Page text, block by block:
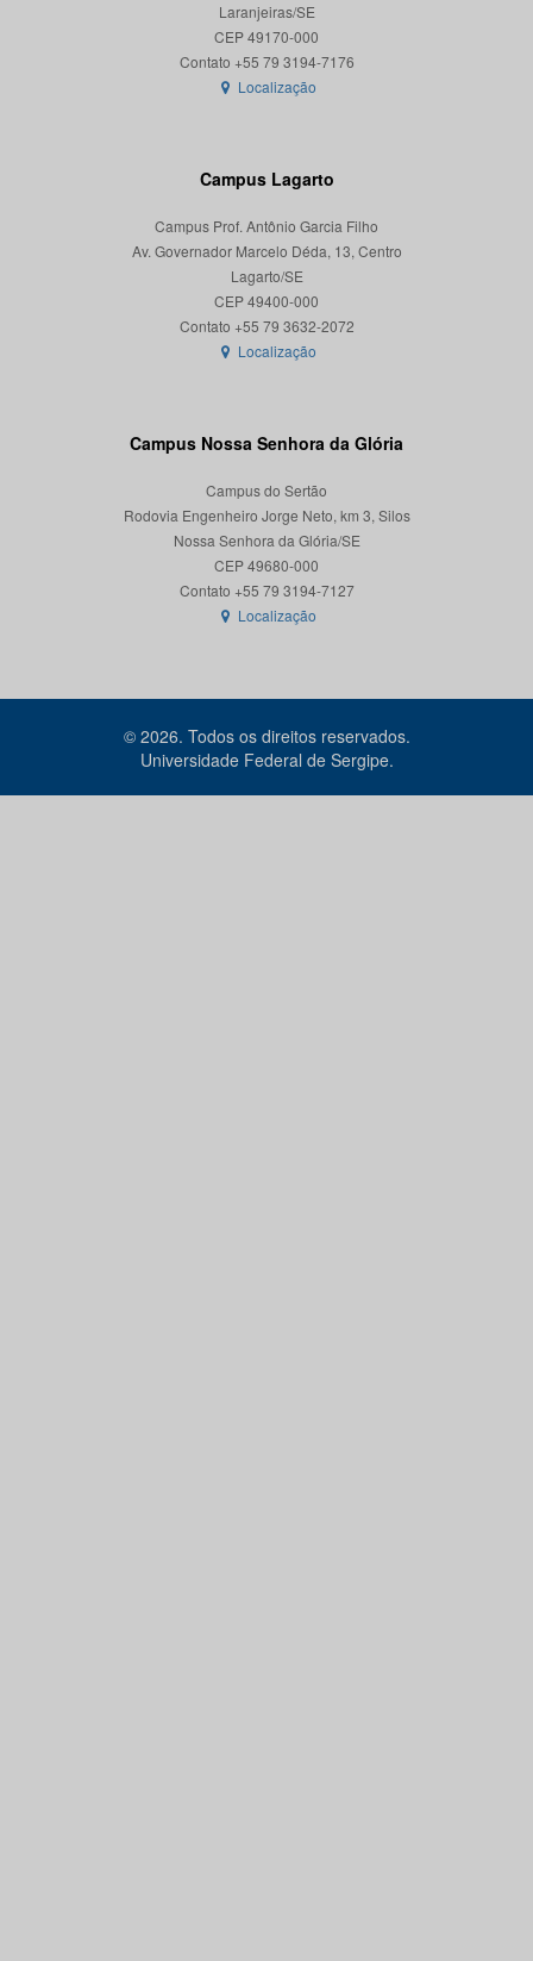
Laranjeiras/SE
CEP 49170-000
Localização
Campus Lagarto
Campus Prof. Antônio Garcia Filho
Av. Governador Marcelo Déda, 13, Centro
Lagarto/SE
CEP 49400-000
Localização
Campus Nossa Senhora da Glória
Campus do Sertão
Rodovia Engenheiro Jorge Neto, km 3, Silos
Nossa Senhora da Glória/SE
CEP 49680-000
Contato +55 79 3194-7127
Localização
© 2026. Todos os direitos reservados.
Universidade Federal de Sergipe.